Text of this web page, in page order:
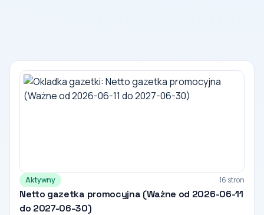
Aktywny 16 stron
Netto gazetka promocyjna (Ważne od 2026-06-11
do 2027-06-30)